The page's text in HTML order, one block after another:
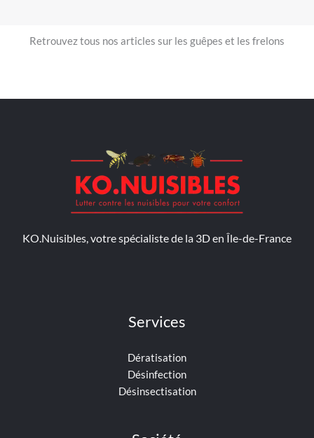
Retrouvez tous nos articles sur les guêpes et les frelons
KO.Nuisibles, votre spécialiste de la 3D en Île-de-France
Services
Dératisation
Désinfection
Désinsectisation